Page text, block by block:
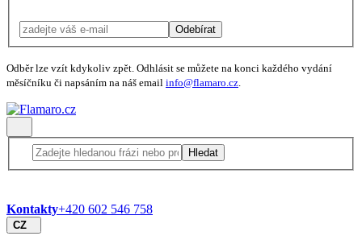
Odebírat
Odběr lze vzít kdykoliv zpět. Odhlásit se můžete na konci každého vydání
měsíčníku či napsáním na náš email info@flamaro.cz.
Hledat
Kontakty+420 602 546 758
CZ